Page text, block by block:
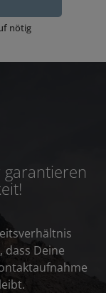
nötig
garantieren
dass Deine